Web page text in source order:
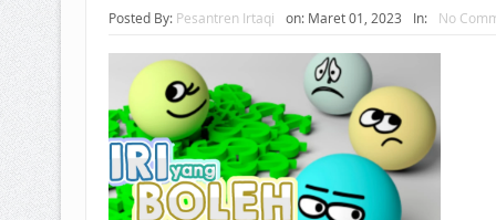
Posted By: Pesantren Irtaqi on: Maret 01, 2023 In: No